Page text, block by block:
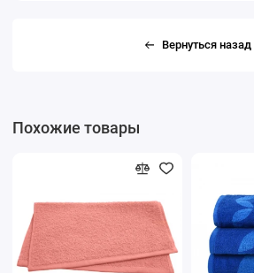
Вернуться назад
Похожие товары